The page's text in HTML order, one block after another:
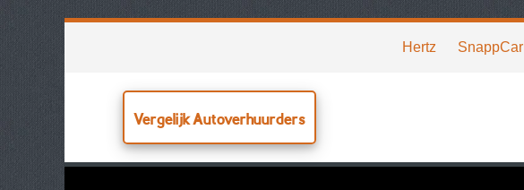
Hertz SnappCar
Vergelijk Autoverhuurders